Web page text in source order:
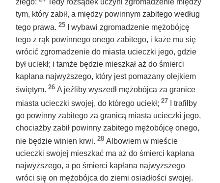
tym, który zabił, a między powinnym zabitego według
tego prawa. 25
I wybawi zgromadzenie mężobójcę
tego z rąk powinnego onego zabitego, i każe mu się
wrócić zgromadzenie do miasta ucieczki jego, gdzie
był uciekł; i tamże będzie mieszkał aż do śmierci
kapłana najwyższego, który jest pomazany olejkiem
świętym. 26 A jeźliby wyszedł mężobójca za granice
miasta ucieczki swojej, do którego uciekł; 27
I trafiłby
go powinny zabitego za granicą miasta ucieczki jego,
chociażby zabił powinny zabitego mężobójcę onego,
nie będzie winien krwi. 28 Albowiem w mieście
ucieczki swojej mieszkać ma aż do śmierci kapłana
najwyższego, a po śmierci kapłana najwyższego
wróci się on mężobójca do ziemi osiadłości swojej.